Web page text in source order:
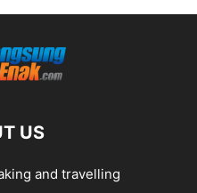
US
and travelling